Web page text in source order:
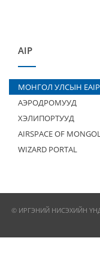
AIP
МОНГОЛ УЛСЫН EAIP
АЭРОДРОМУУД
ХЭЛИПОРТУУД
AIRSPACE OF
WIZARD PORTAL
© ИРГЭНИЙ НИСЭХИЙН